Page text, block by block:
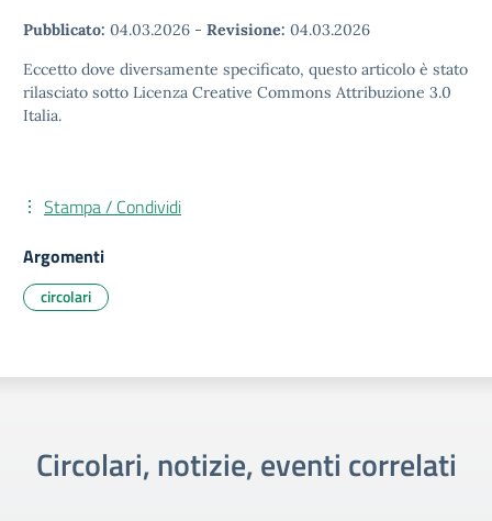
Pubblicato: 04.03.2026 - Revisione: 04.03.2026
Eccetto dove diversamente specificato, questo articolo è stato
rilasciato sotto Licenza Creative Commons Attribuzione 3.0
Italia.
Stampa / Condividi
Argomenti
circolari
Circolari, notizie, eventi correlati